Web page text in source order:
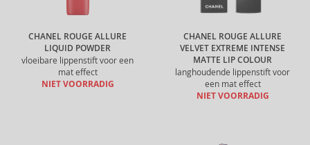
CHANEL ROUGE ALLURE
LIQUID POWDER
vloeibare lippenstift voor een
mat effect
NIET VOORRADIG
CHANEL ROUGE ALLURE
VELVET EXTREME INTENSE
MATTE LIP COLOUR
langhoudende lippenstift voor
een mat effect
NIET VOORRADIG